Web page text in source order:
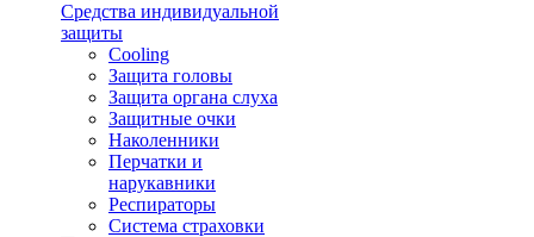
Средства индивидуальной
защиты
Cooling
Защита головы
Защита органа слуха
Защитные очки
Наколенники
Перчатки и
нарукавники
Респираторы
Система страховки